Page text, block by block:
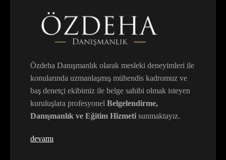
Özdeha Danışmanlık olarak mesleki deneyimleri ile
konularında uzmanlaşmış mühendis kadromuz ve
baş denetçi ekibimiz ile belge sahibi olmak isteyen
kuruluşlara profesyonel Belgelendirme,
Danışmanlık ve Eğitim Hizmeti sunmaktayız.
devamı